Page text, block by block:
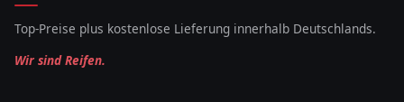
Top-Preise plus kostenlose Lieferung innerhalb Deutschlands.
Wir sind Reifen.